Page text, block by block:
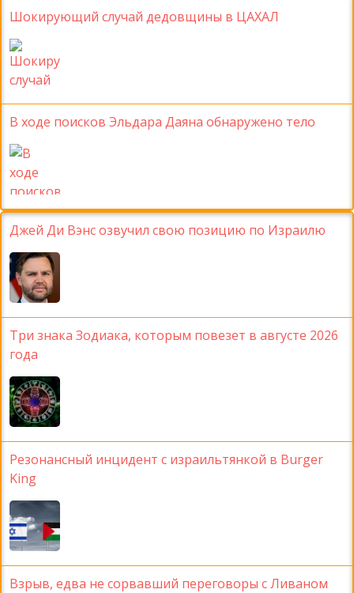
Шокирующий случай дедовщины в ЦАХАЛ
В ходе поисков Эльдара Даяна обнаружено тело
Джей Ди Вэнс озвучил свою позицию по Израилю
Три знака Зодиака, которым повезет в августе 2026
года
Резонансный инцидент с израильтянкой в Burger
King
Взрыв, едва не сорвавший переговоры с Ливаном